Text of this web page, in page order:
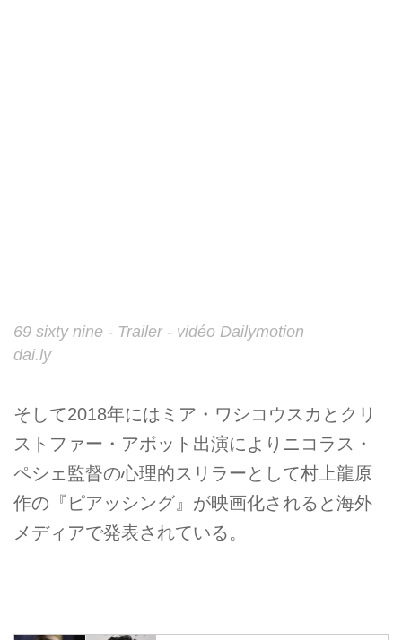
69 sixty nine - Trailer - vidéo Dailymotion
dai.ly
そして2018年にはミア・ワシコウスカとクリ
ストファー・アボット出演によりニコラス・
ペシェ監督の心理的スリラーとして村上龍原
作の『ピアッシング』が映画化されると海外
メディアで発表されている。